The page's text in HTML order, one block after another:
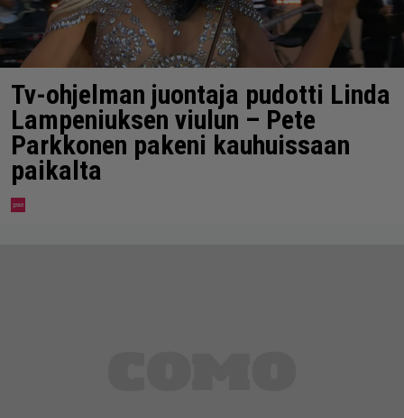
Tv-ohjelman juontaja pudotti Linda
Lampeniuksen viulun – Pete
Parkkonen pakeni kauhuissaan
paikalta